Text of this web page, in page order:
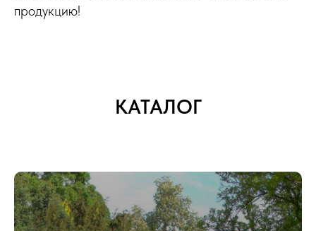
продукцию!
КАТАЛОГ